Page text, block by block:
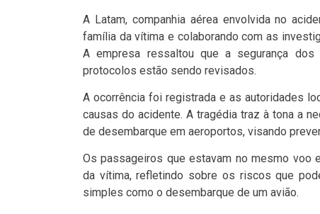
A Latam, companhia aérea envolvida no
família da vítima e colaborando com as
A empresa ressaltou que a segurança
protocolos estão sendo revisados.
A ocorrência foi registrada e as autoridades
causas do acidente. A tragédia traz à tona a
de desembarque em aeroportos, visando
Os passageiros que estavam no mesmo voo
da vítima, refletindo sobre os riscos que
simples como o desembarque de um avião.